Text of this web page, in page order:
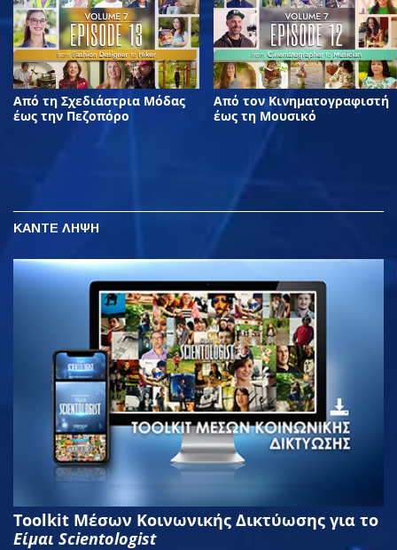
Από τη Σχεδιάστρια Μόδας
έως την Πεζοπόρο
Από τον Κινηματογραφιστή
έως τη Μουσικό
ΚΑΝΤΕ ΛΗΨΗ
Toolkit Μέσων Κοινωνικής Δικτύωσης για το
Είμαι Scientologist